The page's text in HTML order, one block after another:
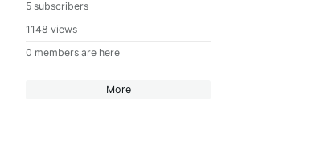
5 subscribers
1148 views
0 members are here
More